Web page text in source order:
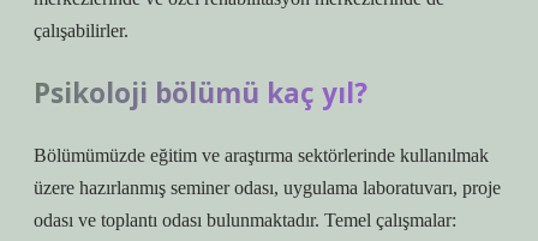
çalışabilirler.
Psikoloji bölümü kaç yıl?
Bölümümüzde eğitim ve araştırma sektörlerinde kullanılmak
üzere hazırlanmış seminer odası, uygulama laboratuvarı, proje
odası ve toplantı odası bulunmaktadır. Temel çalışmalar: